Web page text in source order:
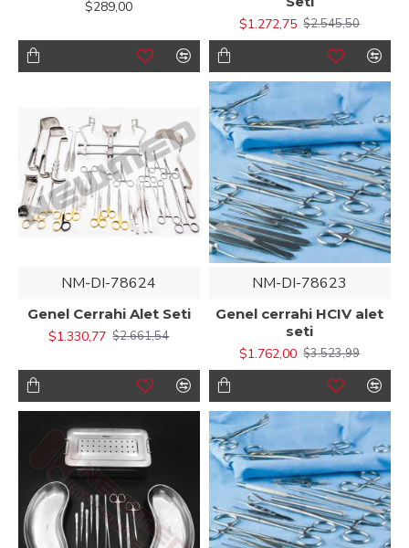
$289,00
$1.272,75 $2.545,50
NM-DI-78624
Genel Cerrahi Alet Seti
$1.330,77 $2.661,54
NM-DI-78623
Genel cerrahi HCIV alet
seti
$1.762,00 $3.523,99